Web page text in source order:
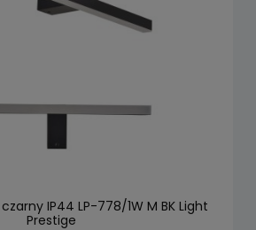
IP44 LP-778/1W M BK Light
Prestige